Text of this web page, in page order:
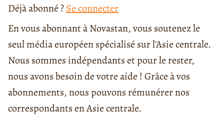
Déjà abonné ?Se connecter
En vous abonnant à Novastan, vous soutenez le
seul média européen spécialisé sur l'Asie centrale.
Nous sommes indépendants et pour le rester,
nous avons besoin de votre aide ! Grâce à vos
abonnements, nous pouvons rémunérer nos
correspondants en Asie centrale.